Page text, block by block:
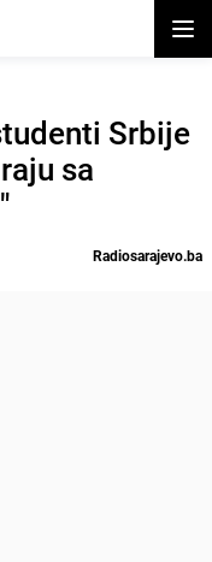
Srbije
sa
Radiosarajevo.ba